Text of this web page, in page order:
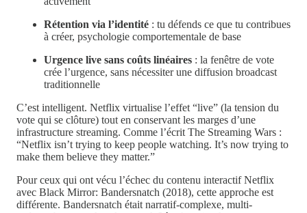
Rétention via l’identité : tu défends ce que tu contribues
à créer, psychologie comportementale de base
Urgence live sans coûts linéaires : la fenêtre de vote
crée l’urgence, sans nécessiter une diffusion broadcast
traditionnelle
C’est intelligent. Netflix virtualise l’effet “live” (la tension du
vote qui se clôture) tout en conservant les marges d’une
infrastructure streaming. Comme l’écrit The Streaming Wars :
“Netflix isn’t trying to keep people watching. It’s now trying to
make them believe they matter.”
Pour ceux qui ont vécu l’échec du contenu interactif Netflix
avec Black Mirror: Bandersnatch (2018), cette approche est
différente. Bandersnatch était narratif-complexe, multi-